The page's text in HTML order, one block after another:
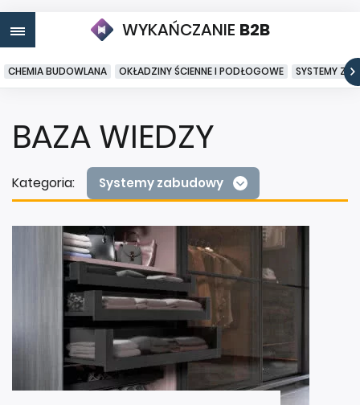
WYKAŃCZANIE B2B
CHEMIA BUDOWLANA OKŁADZINY ŚCIENNE I PODŁOGOWE SYSTEMY
BAZA WIEDZY
Kategoria: Systemy zabudowy